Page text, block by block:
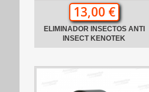
13,00 €
ELIMINADOR INSECTOS ANTI
INSECT KENOTEK